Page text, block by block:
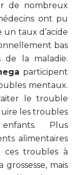
de nombreux
ont pu
taux d’acide
bas
de la maladie.
participent
mentaux.
le trouble
les troubles
Plus
alimentaires
ces troubles à
mais